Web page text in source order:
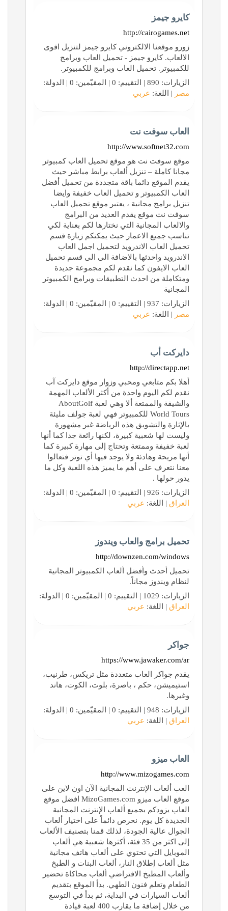
كايرو جيمز
http://cairogames.net
زورو موقعنا الالكتروني كايرو جيمز لتنزيل اقوى
الالعاب. كايرو جيمز - تحميل العاب وبرامج
للكمبيوتر. تحميل العاب وبرامج للكمبيوتر.
الزيارات: 890 | التقييم: 0 | المقيّمين: 0 | الدولة:
مصر | اللغة: عربي
العاب سوفت نت
http://www.softnet32.com
موقع سوفت نت هو موقع تحميل العاب كمبيوتر
مجانا كاملة – تنزيل ألعاب برابط مباشر حيث
يقدم الموقع دائما باقة متجددة من تحميل أفضل
العاب الكمبيوتر و تحميل العاب خفيفة وايضا
تنزيل برامج مجانية ، يعتبر موقع تحميل العاب
سوفت نت موقع يقدم العديد من البرامج
والالعاب المجانية التي نختارها لكم بعناية لكي
تناسب جميع الاعمار حيث يمكنكم زيارة قسم
تحميل العاب الاندرويد لتحميل اجمل العاب
الاندرويد واحدثها بالاضافة الى الى قسم تحميل
العاب الايفون كما نقدم لكم مجموعة جديدة
ومتكاملة من احدث التطبيقات وبرامج الكمبيوتر
المجانية
الزيارات: 937 | التقييم: 0 | المقيّمين: 0 | الدولة:
مصر | اللغة: عربي
دايركت أب
http://directapp.net
أهلا بكم متابعي ومحبي وزوار موقع دايركت آب
نقدم لكم اليوم واحدة من أكثر الألعاب المهمة
والشيقة والممتعة ألا وهي لعبة AboutGolf
World Tours للكمبيوتر فهي لعبة جولف مليئة
بالإثارة والتشويق هذه الرياضة غير مشهورة
وليست لها شعبية كبيرة، لكنها رائعة جدا كما أنها
لعبة خفيفة وممتعة وتحتاج إلى مهارة كبيرة كما
أنها مريحة وهادئة ولا يوجد فيها أي توتر فتعالوا
معنا نتعرف على أهم ما يميز هذه اللعبة وكل ما
يدور حولها .
الزيارات: 926 | التقييم: 0 | المقيّمين: 0 | الدولة:
العراق | اللغة: عربي
تحميل برامج والعاب ويندوز
http://downzen.com/windows
تحميل أحدث وأفضل ألعاب الكمبيوتر المجانية
لنظام ويندوز مجاناً.
الزيارات: 1029 | التقييم: 0 | المقيّمين: 0 | الدولة:
العراق | اللغة: عربي
جواكر
https://www.jawaker.com/ar
يقدم جواكر العاب متعددة مثل تريكس، طرنيب،
استيميشن، حكم ، باصرة، بلوت، الكوت، هاند
وغيرها.
الزيارات: 948 | التقييم: 0 | المقيّمين: 0 | الدولة:
العراق | اللغة: عربي
العاب ميزو
http://www.mizogames.com
العب ألعاب الإنترنت المجانية الآن اون لاين على
موقع العاب ميزو MizoGames.com افضل موقع
العاب يزودكم بجميع ألعاب الإنترنت المجانية
الجديدة كل يوم. نحرص دائماً على اختيار ألعاب
الجوال عالية الجودة، لذلك قمنا بتصنيف الألعاب
إلى اكثر من 35 فئة، أكثرها شعبية هي ألعاب
الموبايل التي تحتوي على ألعاب هاتف مجانية
مثل ألعاب إطلاق النار، ألعاب البنات و الطبخ
وألعاب المطبخ الافتراضي ألعاب محاكاة تحضير
الطعام وتعلم فنون الطهي. بدأ الموقع بتقديم
ألعاب السيارات في البداية، ثم بدأ في التوسع
من خلال إضافة ما يقارب 400 لعبة قيادة